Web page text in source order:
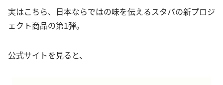
実はこちら、日本ならではの味を伝えるスタバの新プロジ
ェクト商品の第1弾。
公式サイトを見ると、